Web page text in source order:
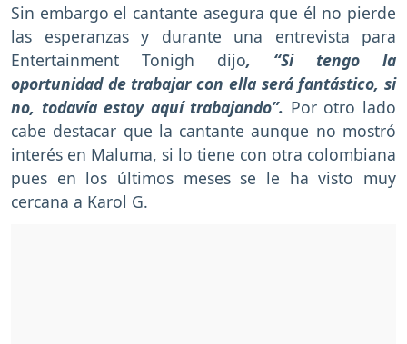
Sin embargo el cantante asegura que él no pierde
las esperanzas y durante una entrevista para
Entertainment Tonigh dijo, “Si tengo la
oportunidad de trabajar con ella será fantástico, si
no, todavía estoy aquí trabajando”. Por otro lado
cabe destacar que la cantante aunque no mostró
interés en Maluma, si lo tiene con otra colombiana
pues en los últimos meses se le ha visto muy
cercana a Karol G.